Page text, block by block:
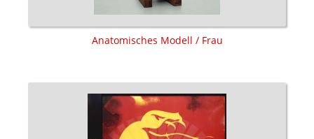
Anatomisches Modell / Frau